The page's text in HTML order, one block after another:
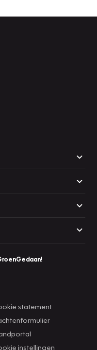
statement
instellingen